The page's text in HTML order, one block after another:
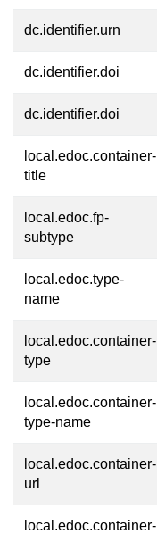
dc.identifier.urn
dc.identifier.doi
dc.identifier.doi
local.edoc.container-
title
local.edoc.fp-
subtype
local.edoc.type-
name
local.edoc.container-
type
local.edoc.container-
type-name
local.edoc.container-
url
local.edoc.container-